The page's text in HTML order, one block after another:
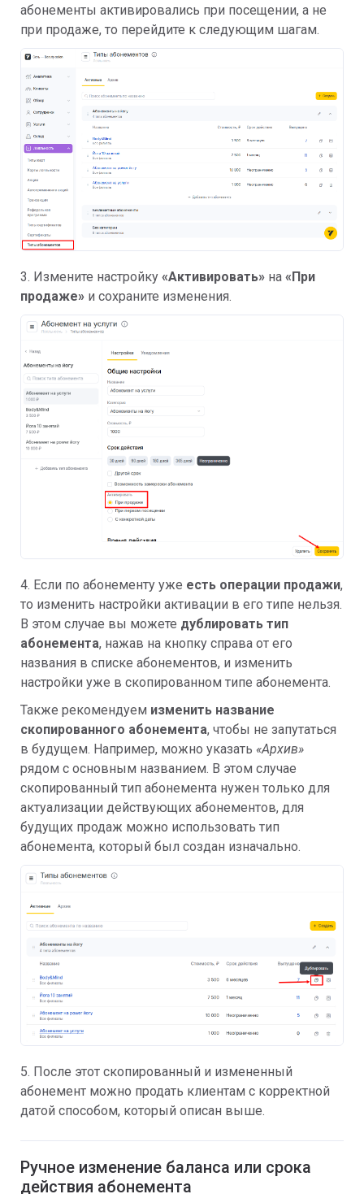
абонементы активировались при посещении, а не
при продаже, то перейдите к следующим шагам.
3. Измените настройку «Активировать» на «При
продаже» и сохраните изменения.
4. Если по абонементу уже есть операции продажи,
то изменить настройки активации в его типе нельзя.
В этом случае вы можете дублировать тип
абонемента, нажав на кнопку справа от его
названия в списке абонементов, и изменить
настройки уже в скопированном типе абонемента.
Также рекомендуем изменить название
скопированного абонемента, чтобы не запутаться
в будущем. Например, можно указать «Архив»
рядом с основным названием. В этом случае
скопированный тип абонемента нужен только для
актуализации действующих абонементов, для
будущих продаж можно использовать тип
абонемента, который был создан изначально.
5. После этот скопированный и измененный
абонемент можно продать клиентам с корректной
датой способом, который описан выше.
Ручное изменение баланса или срока
действия абонемента